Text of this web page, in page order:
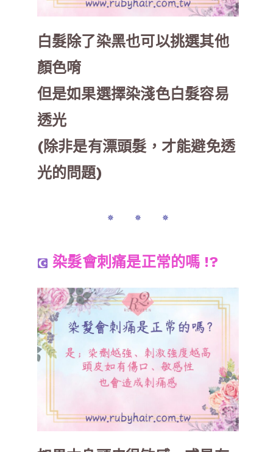
白髮除了染黑也可以挑選其他
顏色唷
但是如果選擇染淺色白髮容易
透光
(除非是有漂頭髮，才能避免透
光的問題)
✵ ✵ ✵
染髮會刺痛是正常的嗎 !?